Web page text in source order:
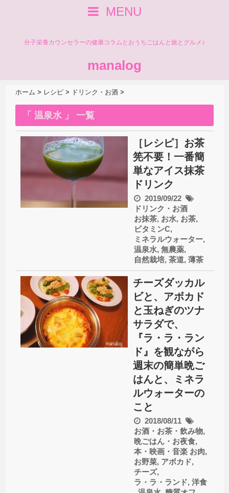
MENU
分子栄養カウンセラーの健康コラムとおうちごはんと旅とグルメ♪
manalog
ホーム > レシピ > ドリンク・お酒 >
「 温泉水 」 一覧
［レシピ］お茶
筅不要！一番簡
単なアイス抹茶
ドリンク
2019/09/22
ドリンク・お酒
お抹茶, お水, お茶,
ビタミンC,
ミネラルウォーター,
温泉水, 無農薬,
自然栽培, 茶道, 薄茶
チーズダッカル
ビと、アボカド
と玉ねぎのツナ
サラダで、
『ラ・ラ・ラン
ド』を観ながら
週末の簡単晩ご
はんと、ミネラ
ルウォーターの
こと
2018/08/11
お酒・お茶・飲み物,
晩ごはん・お夜食,
本・映画・音楽 お肉,
お野菜, アボカド,
チーズ,
ラ・ラ・ランド, 洋食